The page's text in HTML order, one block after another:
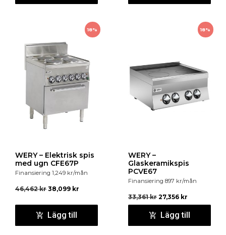
18%
WERY – Elektrisk spis
med ugn CFE67P
Finansiering 1,249 kr/mån
46,462kr 38,099 kr
Lägg till
18%
WERY –
Glaskeramikspis
PCVE67
Finansiering 897 kr/mån
33,361kr 27,356 kr
Lägg till